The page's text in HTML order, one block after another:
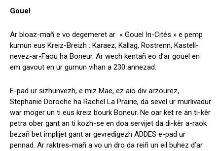
Gouel
Ar bloaz-mañ e vo degemeret ar « Gouel In-Cités » e pemp
kumun eus Kreiz-Breizh : Karaez, Kallag, Rostrenn, Kastell-
nevez-ar-Faou ha Boneur. Ar wech kentañ eo d’ar gouel en
em gavout en ur gumun vihan a 230 annezad.
E-pad ur sizhunvezh, e miz Mae, ez aio div arzourez,
Stephanie Doroche ha Rachel La Prairie, da sevel ur murlivadur
war moger un ti eus kreiz bourk Boneur. Ne oar ket re an ti-kêr
petra ober gant an ti kozh-se en doa servijet da di-kêr a-raok
bezañ bet implijet gant ar gevredigezh ADDES e-pad ur
pennad. Ar raktres-mañ a vo un dro da reiñ un eil buhez d’ar